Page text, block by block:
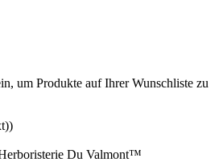
um Produkte auf Ihrer Wunschliste zu
Du Valmont™